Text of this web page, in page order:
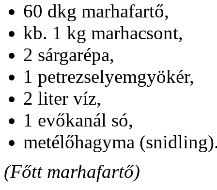
60 dkg marhafartő,
kb. 1 kg marhacsont,
2 sárgarépa,
1 petrezselyemgyökér,
2 liter víz,
1 evőkanál só,
metélőhagyma
(Főtt marhafartő)